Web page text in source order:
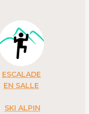
ESCALADE
EN SALLE
SKI ALPIN